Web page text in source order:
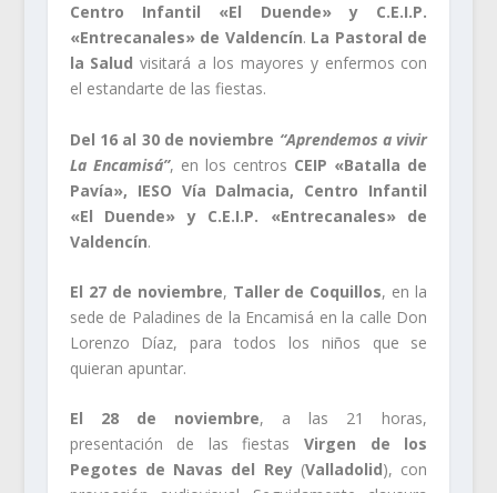
Centro Infantil «El Duende» y C.E.I.P.
«Entrecanales» de Valdencín. La Pastoral de
la Salud visitará a los mayores y enfermos con
el estandarte de las fiestas.
Del 16 al 30 de noviembre “Aprendemos a vivir
La Encamisá”, en los centros CEIP «Batalla de
Pavía», IESO Vía Dalmacia, Centro Infantil
«El Duende» y C.E.I.P. «Entrecanales» de
Valdencín.
El 27 de noviembre, Taller de Coquillos, en la
sede de Paladines de la Encamisá en la calle Don
Lorenzo Díaz, para todos los niños que se
quieran apuntar.
El 28 de noviembre, a las 21 horas,
presentación de las fiestasVirgen de los
Pegotes de Navas del Rey(Valladolid), con